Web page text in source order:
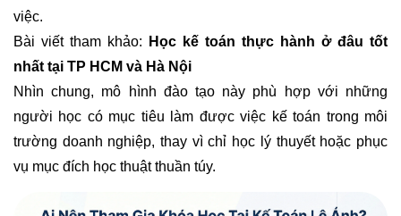
việc.
Bài viết tham khảo:
Học kế toán thực hành ở đâu tốt
nhất tại TP HCM và Hà Nội
Nhìn chung, mô hình đào tạo này phù hợp với những
người học có mục tiêu làm được việc kế toán trong môi
trường doanh nghiệp, thay vì chỉ học lý thuyết hoặc phục
vụ mục đích học thuật thuần túy.